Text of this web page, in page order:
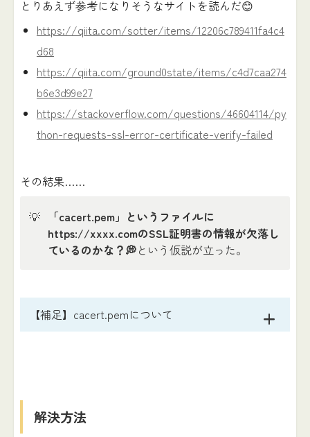
とりあえず参考になりそうなサイトを読んだ😊
https://qiita.com/sotter/items/12206c789411fa4c4
d68
https://qiita.com/ground0state/items/c4d7caa274
b6e3d99e27
https://stackoverflow.com/questions/46604114/py
thon-requests-ssl-error-certificate-verify-failed
その結果……
💡
「cacert.pem」というファイルに
https://xxxx.comのSSL証明書の情報が欠落し
ているのかな？💭という仮説が立った。
【補足】cacert.pemについて
解決方法